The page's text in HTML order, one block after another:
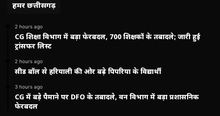
हमर छत्तीसगढ़
2 hours ago
CG शिक्षा विभाग में बड़ा फेरबदल, 700 शिक्षकों के तबादले; जारी हुई
ट्रांसफर लिस्ट
2 hours ago
सीड बॉल से हरियाली की ओर बढ़े पिपरिया के विद्यार्थी
3 hours ago
CG में बड़े पैमाने पर DFO के तबादले, वन विभाग में बड़ा प्रशासनिक
फेरबदल